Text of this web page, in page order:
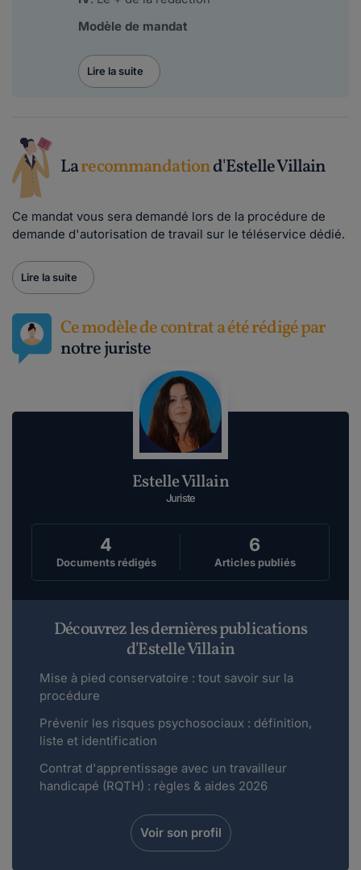
Modèle de mandat
Lire la suite
Larecommandationd'Estelle Villain
Ce mandat vous sera demandé lors de la procédure de
demande d'autorisation de travail sur le téléservice dédié.
Lire la suite
Ce modèle de contrat a été rédigé par
notre juriste
Estelle Villain
Juriste
4
Documents rédigés
6
Articles publiés
Découvrez les dernières publications
d'Estelle Villain
Mise à pied conservatoire : tout savoir sur la
procédure
Prévenir les risques psychosociaux : définition,
liste et identification
Contrat d'apprentissage avec un travailleur
handicapé (RQTH) : règles & aides 2026
Voir son profil